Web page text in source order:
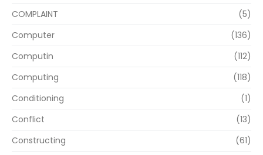
COMPLAINT
(5)
Computer
(136)
Computin
(112)
Computing
(118)
Conditioning
(1)
Conflict
(13)
Constructing
(61)